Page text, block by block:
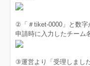
②「＃tiket-0000」と数字
申請時に入力したチーム
③運営より「受理しまし